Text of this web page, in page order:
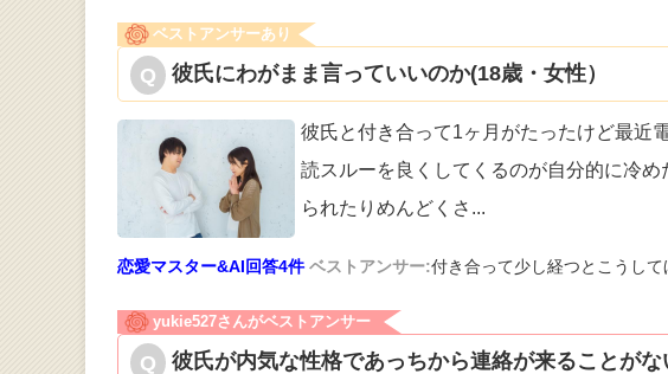
ベストアンサーあり
彼氏にわがまま言っていいのか(18歳・女性）
彼氏と付き合って1ヶ月がたったけど最近
読スルーを良くしてくるのが自分的に冷
られたりめんどくさ ...
恋愛マスター&AI回答4件 ベストアンサー:付き合って少し経つとこうして
yukie527さんがベストアンサー
彼氏が内気な性格であっちから連絡が来ることが